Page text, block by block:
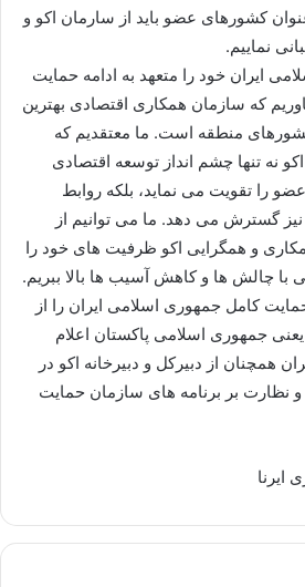
کشورهای عضو باید از سارمان اکو و
نماییم.
ایران خود را متعهد به ادامه حمایت
که سازمان همکاری اقتصادی بهترین
منطقه است. ما معتقدیم که
نه تنها چشم انداز توسعه اقتصادی
را تقویت می نماید، بلکه روابط
گسترش می دهد. ما می توانیم از
و همگرایی اکو ظرفیت های خود را
با چالش ها و کاهش آسیب ها بالا ببریم.
کامل جمهوری اسلامی ایران را از
جمهوری اسلامی پاکستان اعلام
همچنان از دبیرکل و دبیرخانه اکو در
نظارت بر برنامه های سازمان حمایت
ایرنا